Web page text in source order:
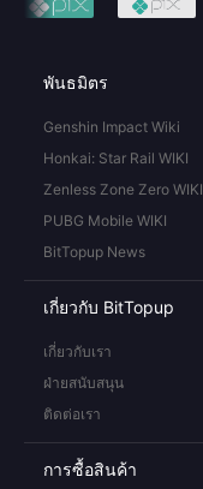
พันธมิตร
Genshin Impact Wiki
Honkai: Star Rail WIKI
Zenless Zone Zero WIKI
PUBG Mobile WIKI
BitTopup News
เกี่ยวกับ BitTopup
เกี่ยวกับเรา
ฝ่ายสนับสนุน
ติดต่อเรา
การซื้อสินค้า